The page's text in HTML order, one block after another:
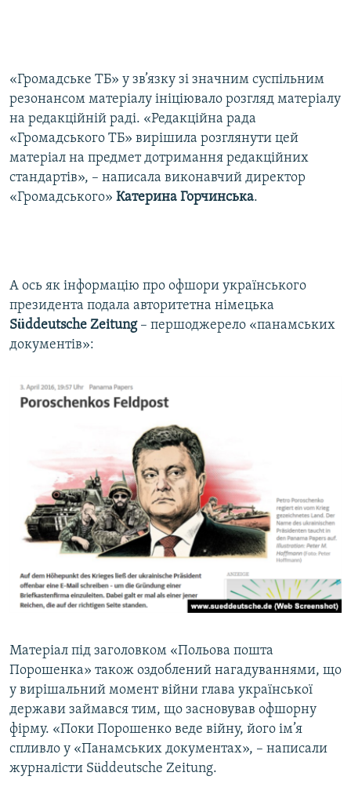
«Громадське ТБ» у зв’язку зі значним суспільним
резонансом матеріалу ініціювало розгляд матеріалу
на редакційній раді. «Редакційна рада
«Громадського ТБ» вирішила розглянути цей
матеріал на предмет дотримання редакційних
стандартів», – написала виконавчий директор
«Громадського» Катерина Горчинська.
А ось як інформацію про офшори українського
президента подала авторитетна німецька
Süddeutsche Zeitung– першоджерело «панамських
документів»:
Матеріал під заголовком «Польова пошта
Порошенка» також оздоблений нагадуваннями, що
у вирішальний момент війни глава української
держави займався тим, що засновував офшорну
фірму. «Поки Порошенко веде війну, його ім’я
спливло у «Панамських документах», – написали
журналісти Süddeutsche Zeitung.